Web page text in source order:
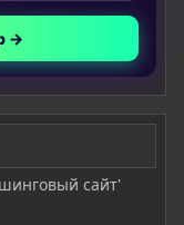
→
сайт'